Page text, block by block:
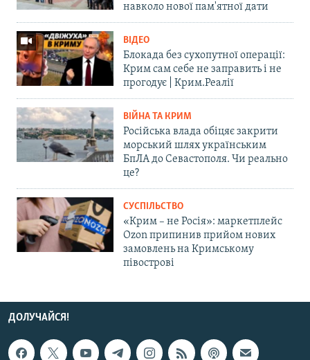
навколо нової пам'ятної дати
ВІДЕО
Блокада без сухопутної операції:
Крим сам себе не заправить і не
прогодує | Крим.Реалії
ВІЙНА ТА КРИМ
Російська влада обіцяє закрити
морський шлях українським
БпЛА до Севастополя. Чи реально
це?
СУСПІЛЬСТВО
«Крим – не Росія»: маркетплейс
Ozon припинив прийом нових
замовлень на Кримському
півострові
ДОЛУЧАЙСЯ!